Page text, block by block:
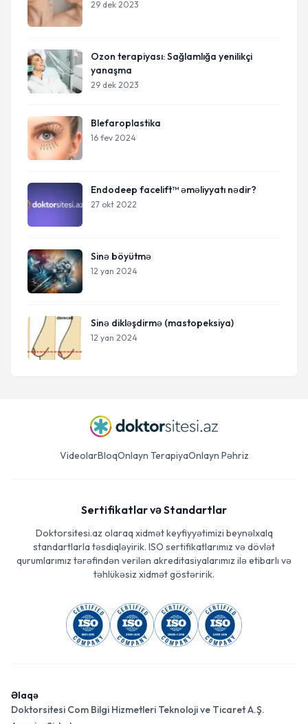
29 dek 2023
Ozon terapiyası: Sağlamlığa yenilikçi
yanaşma
29 dek 2023
Blefaroplastika
16 fev 2024
Endodeep facelift™ əməliyyatı nədir?
27 okt 2022
Sinə böyütmə
12 yan 2024
Sinə dikləşdirmə (mastopeksiya)
12 yan 2024
VideolarBloqOnlayn TerapiyaOnlayn Pəhriz
Sertifikatlar və Standartlar
Doktorsitesi.az olaraq xidmət keyfiyyətimizi beynəlxalq
standartlarla təsdiqləyirik. ISO sertifikatlarımız və dövlət
qurumlarımız tərəfindən verilən akreditasiyalarımız ilə etibarlı və
təhlükəsiz xidmət göstəririk.
Əlaqə
Doktorsitesi Com Bilgi Hizmetleri Teknoloji ve Ticaret A.Ş.